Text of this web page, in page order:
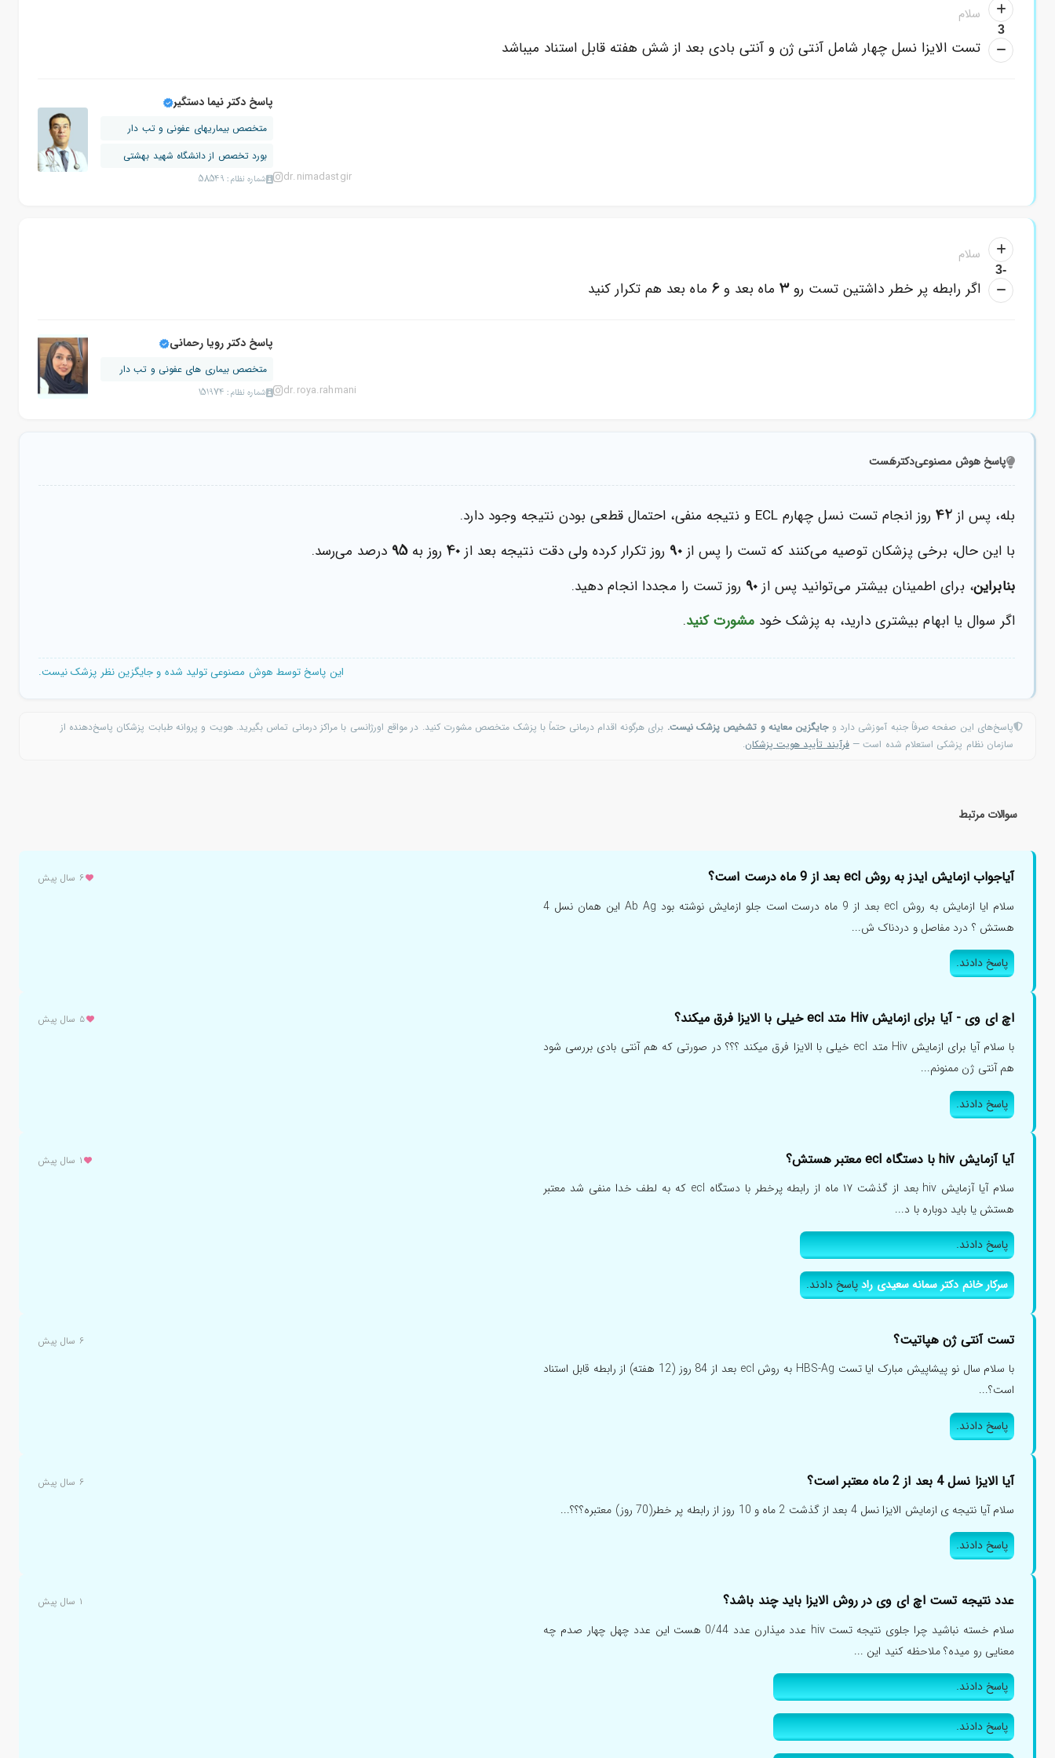
3
سلام
تست الایزا نسل چهار شامل آنتی ژن و آنتی بادی بعد از شش هفته قابل استناد میباشد
پاسخ دکتر نیما دستگیر
متخصص بیماریهای عفونی و تب دار
بورد تخصص از دانشگاه شهید بهشتی
شماره نظام: 58549 dr.nimadastgir
-3
سلام
اگر رابطه پر خطر داشتین تست رو3ماه بعد و6 ماه بعد هم تکرار کنید
پاسخ دکتر رویا رحمانی
متخصص بیماری های عفونی و تب دار
شماره نظام: 151974 dr.roya.rahmani
پاسخ هوش مصنوعیدکترهَست
بله، پس از 42 روز انجام تست نسل چهارم ECL و نتیجه منفی، احتمال قطعی بودن نتیجه وجود دارد.
با این حال، برخی پزشکان توصیه می‌کنند که تست را پس از90 روز تکرار کرده ولی دقت نتیجه بعد از 40روز به95 درصد می‌رسد.
بنابراین، برای اطمینان بیشتر می‌توانید پس از 90 روز تست را مجددا انجام دهید.
اگر سوال یا ابهام بیشتری دارید، به پزشک خود مشورت کنید.
این پاسخ توسط هوش مصنوعی تولید شده و جایگزین نظر پزشک نیست.
پاسخ‌های این صفحه صرفاً جنبه آموزشی دارد وجایگزین معاینه و تشخیص پزشک نیست. برای هرگونه اقدام درمانی حتماً با پزشک متخصص مشورت کنید. در مواقع اورژانسی با مراکز درمانی تماس بگیرید. هویت و پروانه طبابت پزشکان پاسخ‌دهنده از
سازمان نظام پزشکی استعلام شده است —فرآیند تأیید هویت پزشکان.
سوالات مرتبط
آیاجواب ازمایش ایدز به روش ecl بعد از 9 ماه درست است؟ ۶ سال پیش
سلام ایا ازمایش به روش ecl بعد از 9 ماه درست است جلو ازمایش نوشته بود Ab Ag این همان نسل 4
هستش ؟ درد مفاصل و دردناک ش...
پاسخ دادند.
اچ ای وی - آیا برای ازمایش Hiv متد ecl خیلی با الایزا فرق میکند؟ ۵ سال پیش
با سلام آیا برای ازمایش Hiv متد ecl خیلی با الایزا فرق میکند ؟؟؟ در صورتی که هم آنتی بادی بررسی شود
هم آنتی ژن ممنونم...
پاسخ دادند.
آیا آزمایش hiv با دستگاه ecl معتبر هستش؟ ۱ سال پیش
سلام آیا آزمایش hiv بعد از گذشت ۱۷ ماه از رابطه پرخطر با دستگاه ecl که به لطف خدا منفی شد معتبر
هستش یا باید دوباره با د...
پاسخ دادند.
سرکار خانم دکتر سمانه سعیدی رادپاسخ دادند.
تست آنتی ژن هپاتیت؟ ۶ سال پیش
با سلام سال نو پیشاپیش مبارک ایا تست HBS-Ag به روش ecl بعد از 84 روز (12 هفته) از رابطه قابل استناد
است؟...
پاسخ دادند.
آیا الایزا نسل 4 بعد از 2 ماه معتبر است؟ ۶ سال پیش
سلام آیا نتیجه ی ازمایش الایزا نسل 4 بعد از گذشت 2 ماه و 10 روز از رابطه پر خطر(70 روز) معتبره؟؟؟...
پاسخ دادند.
عدد نتیجه تست اچ ای وی در روش الایزا باید چند باشد؟ ۱ سال پیش
سلام خسته نباشید چرا جلوی نتیجه تست hiv عدد میذارن عدد 0/44 هست این عدد چهل چهار صدم چه
معنایی رو میده؟ ملاحظه کنید این ...
پاسخ دادند.
پاسخ دادند.